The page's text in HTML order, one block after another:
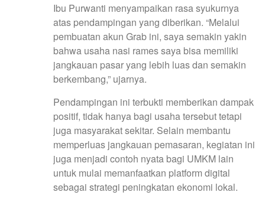
Ibu Purwanti menyampaikan rasa syukurnya
atas pendampingan yang diberikan. “Melalui
pembuatan akun Grab ini, saya semakin yakin
bahwa usaha nasi rames saya bisa memiliki
jangkauan pasar yang lebih luas dan semakin
berkembang,” ujarnya.
Pendampingan ini terbukti memberikan dampak
positif, tidak hanya bagi usaha tersebut tetapi
juga masyarakat sekitar. Selain membantu
memperluas jangkauan pemasaran, kegiatan ini
juga menjadi contoh nyata bagi UMKM lain
untuk mulai memanfaatkan platform digital
sebagai strategi peningkatan ekonomi lokal.